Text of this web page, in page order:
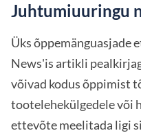
Juhtumiuuringu
Üks õppemänguasjade
News'is artikli
võivad kodus õppimist
tootelehekülgedele või
ettevõte meelitada ligi